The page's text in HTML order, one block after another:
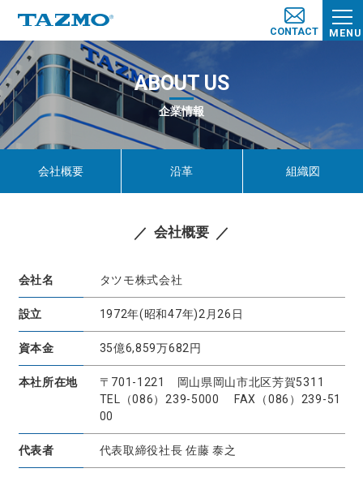
MENU
CONTACT
ABOUT US
企業情報
会社概要 沿革 組織図
会社概要
会社名 タツモ株式会社
設立 1972年(昭和47年)2月26日
資本金 35億6,859万682円
本社所在地
〒701-1221 岡山県岡山市北区芳賀5311
TEL（086）239-5000 FAX（086）239-51
00
代表者 代表取締役社長 佐藤 泰之